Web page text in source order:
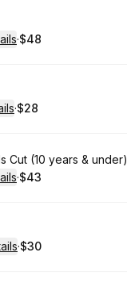
:
·
.Price
$48
:
·
.Price
$28
Cut (10 years & under)
:
·
.Price
$43
:
·
.Price
$30